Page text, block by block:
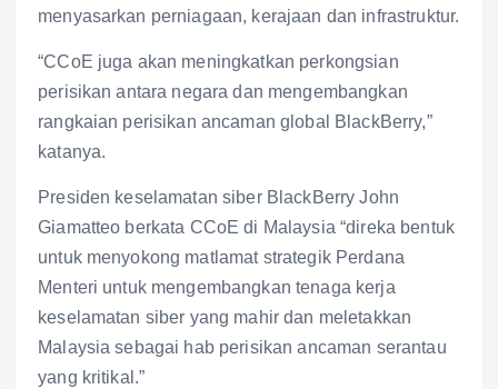
menyasarkan perniagaan, kerajaan dan infrastruktur.
“CCoE juga akan meningkatkan perkongsian
perisikan antara negara dan mengembangkan
rangkaian perisikan ancaman global BlackBerry,”
katanya.
Presiden keselamatan siber BlackBerry John
Giamatteo berkata CCoE di Malaysia “direka bentuk
untuk menyokong matlamat strategik Perdana
Menteri untuk mengembangkan tenaga kerja
keselamatan siber yang mahir dan meletakkan
Malaysia sebagai hab perisikan ancaman serantau
yang kritikal.”